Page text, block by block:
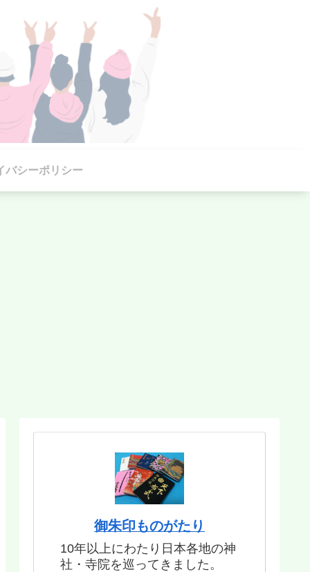
バシーポリシー
御朱印ものがたり
10年以上にわたり日本各地の神
社・寺院を巡ってきました。